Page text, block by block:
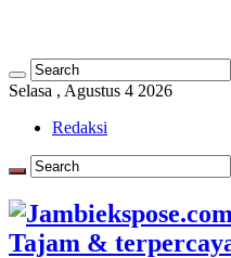
Selasa , Agustus 4 2026
Redaksi
Tajam &